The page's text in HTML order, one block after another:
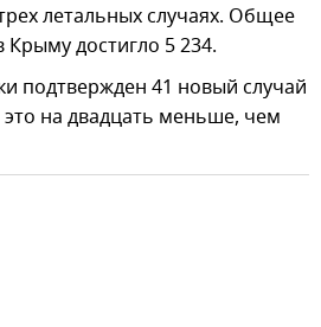
летальных случаях. Общее
достигло 5 234.
подтвержден 41 новый случай
на двадцать меньше, чем